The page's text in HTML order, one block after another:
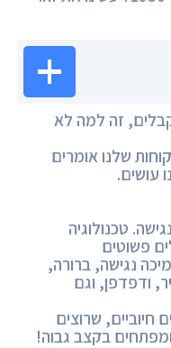
זה למה לא
שלנו אומרים
עושים.
טכנולוגיה
פשוטים
נגישה, ברורה,
ודפדפן, וגם
חיוביים, שרוצים
בקצב גבוה!